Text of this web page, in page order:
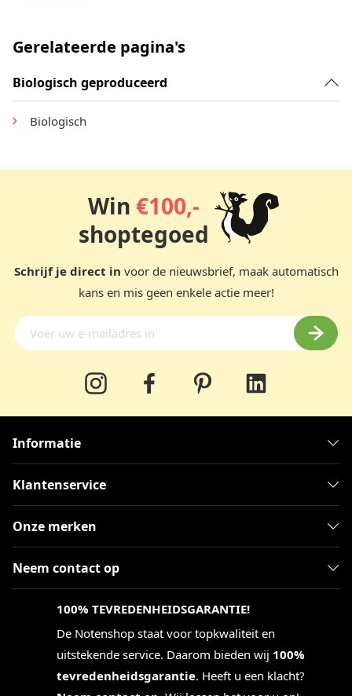
is een echte must-have voor liefhebbers van biologische
producten!
Gerelateerde pagina's
Biologisch geproduceerd
Biologisch
Win €100,-
shoptegoed
Schrijf je direct in voor de nieuwsbrief, maak automatisch
kans en mis geen enkele actie meer!
Informatie
Klantenservice
Onze merken
Neem contact op
100% TEVREDENHEIDSGARANTIE!
De Notenshop staat voor topkwaliteit en
uitstekende service. Daarom bieden wij 100%
tevredenheidsgarantie. Heeft u een klacht?